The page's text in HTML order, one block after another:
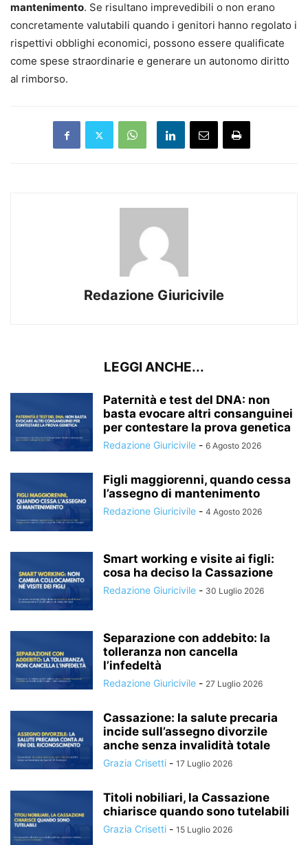
mantenimento. Se risultano imprevedibili o non erano
concretamente valutabili quando i genitori hanno regolato i
rispettivi obblighi economici, possono essere qualificate
come spese straordinarie e generare un autonomo diritto
al rimborso.
Redazione Giuricivile
LEGGI ANCHE...
Paternità e test del DNA: non
basta evocare altri consanguinei
per contestare la prova genetica
Redazione Giuricivile - 6 Agosto 2026
Figli maggiorenni, quando cessa
l’assegno di mantenimento
Redazione Giuricivile - 4 Agosto 2026
Smart working e visite ai figli:
cosa ha deciso la Cassazione
Redazione Giuricivile - 30 Luglio 2026
Separazione con addebito: la
tolleranza non cancella
l’infedeltà
Redazione Giuricivile - 27 Luglio 2026
Cassazione: la salute precaria
incide sull’assegno divorzile
anche senza invalidità totale
Grazia Crisetti - 17 Luglio 2026
Titoli nobiliari, la Cassazione
chiarisce quando sono tutelabili
Grazia Crisetti - 15 Luglio 2026